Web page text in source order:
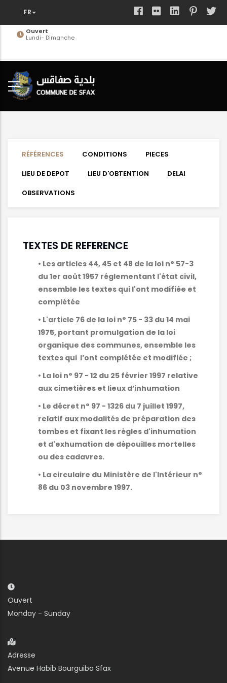
contenuOuvert
Lundi- Dimanche
RÉFÉRENCES CONDITIONS
PIECES
LIEU DE DEPOT
LIEU D'OBTENTION
DELAI
OBSERVATIONS
TEXTES DE REFERENCE
• Les articles 44, 45 et 48 de la loi n° 57-3
du 1er août 1957 réglementant l'état civil,
ensemble les textes qui l'ont modifiée et
complétée
• L'article 76 de la loi n° 75 - 33 du 14 mai
1975, portant promulgation de la loi
organique des communes, ensemble les
textes qui l’ont complétée et modifiée ;
• La loi n° 97 - 12 du 25 février 1997 relative
aux cimetières et lieux d’inhumation
• Le décret n° 97 - 1326 du 7 juillet 1997,
relatif aux modalités de préparation des
tombes et fixant les règles d'inhumation
et d'exhumation de dépouilles mortelles
ou des cadavres.
• La circulaire du Ministère de l'Intérieur n°
86 du 03 novembre 1997.
Ouvert
Monday - Sunday
Adresse
Avenue Habib Bourguiba Sfax